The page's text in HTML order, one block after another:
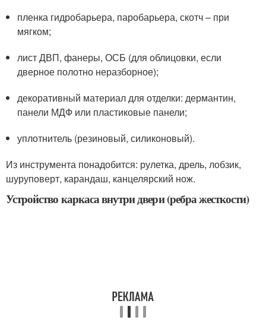
пленка гидробарьера, паробарьера, скотч – при
мягком;
лист ДВП, фанеры, ОСБ (для облицовки, если
дверное полотно неразборное);
декоративный материал для отделки: дермантин,
панели МДФ или пластиковые панели;
уплотнитель (резиновый, силиконовый).
Из инструмента понадобится: рулетка, дрель, лобзик,
шуруповерт, карандаш, канцелярский нож.
Устройство каркаса внутри двери (ребра жесткости)